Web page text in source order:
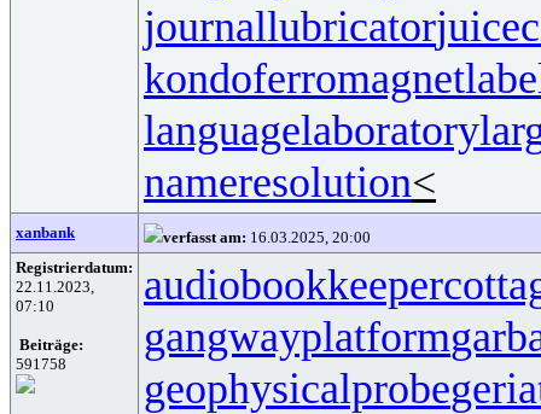
journallubricator
kondoferromagnet
languagelaboratory
nameresolution<
xanbank verfasst am: 16.03.2025, 20:00
Registrierdatum:
22.11.2023,
07:10
Beiträge:
591758
audiobookkeeper
gangwayplatform
geophysicalprobe